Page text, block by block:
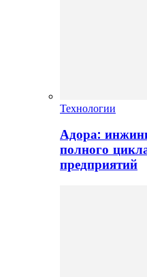
Технологии
Адора:
полного
предприятий